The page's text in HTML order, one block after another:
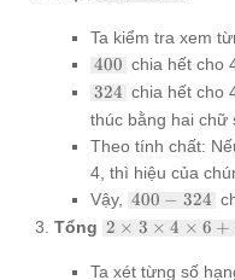
324
Ta kiểm tra xem
400
400 chia hết cho
324
324 chia hết cho
thúc bằng hai chữ
Theo tính chất:
4, thì hiệu của
Vậy,
400
324
400 − 324
Tổng 2
3
2 × 3 × 4 × 6 +
Ta xét từng số